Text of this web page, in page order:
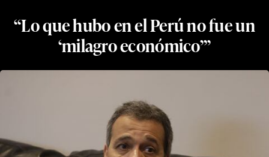
“Lo que hubo en el Perú no fue un
‘milagro económico’”